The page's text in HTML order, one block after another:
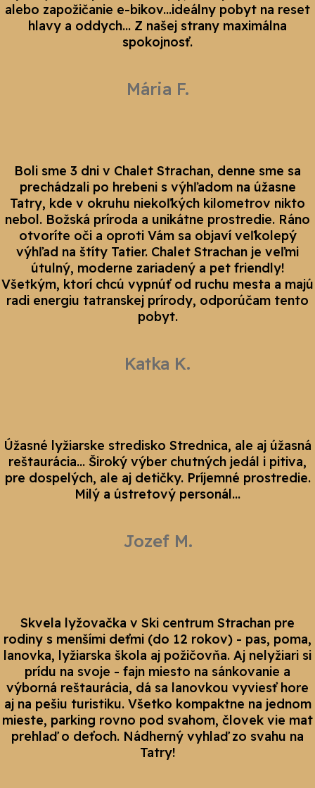
alebo zapožičanie e-bikov...ideálny pobyt na reset
hlavy a oddych... Z našej strany maximálna
spokojnosť.
Mária F.
Boli sme 3 dni v Chalet Strachan, denne sme sa
prechádzali po hrebeni s výhľadom na úžasne
Tatry, kde v okruhu niekoľkých kilometrov nikto
nebol. Božská príroda a unikátne prostredie. Ráno
otvoríte oči a oproti Vám sa objaví veľkolepý
výhľad na štíty Tatier. Chalet Strachan je veľmi
útulný, moderne zariadený a pet friendly!
Všetkým, ktorí chcú vypnúť od ruchu mesta a majú
radi energiu tatranskej prírody, odporúčam tento
pobyt.
Katka K.
Úžasné lyžiarske stredisko Strednica, ale aj úžasná
reštaurácia... Široký výber chutných jedál i pitiva,
pre dospelých, ale aj detičky. Príjemné prostredie.
Milý a ústretový personál...
Jozef M.
Skvela lyžovačka v Ski centrum Strachan pre
rodiny s menšími deťmi (do 12 rokov) - pas, poma,
lanovka, lyžiarska škola aj požičovňa. Aj nelyžiari si
prídu na svoje - fajn miesto na sánkovanie a
výborná reštaurácia, dá sa lanovkou vyviesť hore
aj na pešiu turistiku. Všetko kompaktne na jednom
mieste, parking rovno pod svahom, človek vie mat
prehlaď o deťoch. Nádherný vyhlaď zo svahu na
Tatry!